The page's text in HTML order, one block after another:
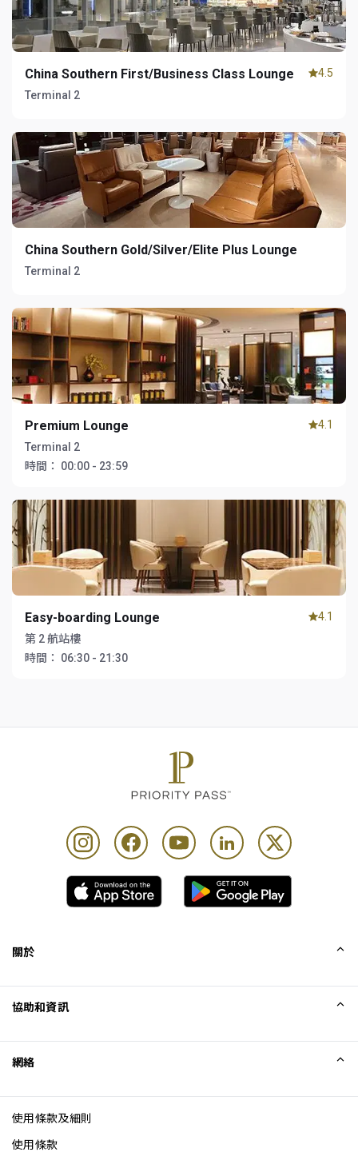
China Southern First/Business Class Lounge
Terminal 2
4.5
China Southern Gold/Silver/Elite Plus Lounge
Terminal 2
Premium Lounge
Terminal 2
時間：
00:00 - 23:59
4.1
Easy-boarding Lounge
第 2 航站樓
時間：
06:30 - 21:30
4.1
關於
Excellence Awards
網誌
協助和資訊
網絡
使用條款及細則
使用條款